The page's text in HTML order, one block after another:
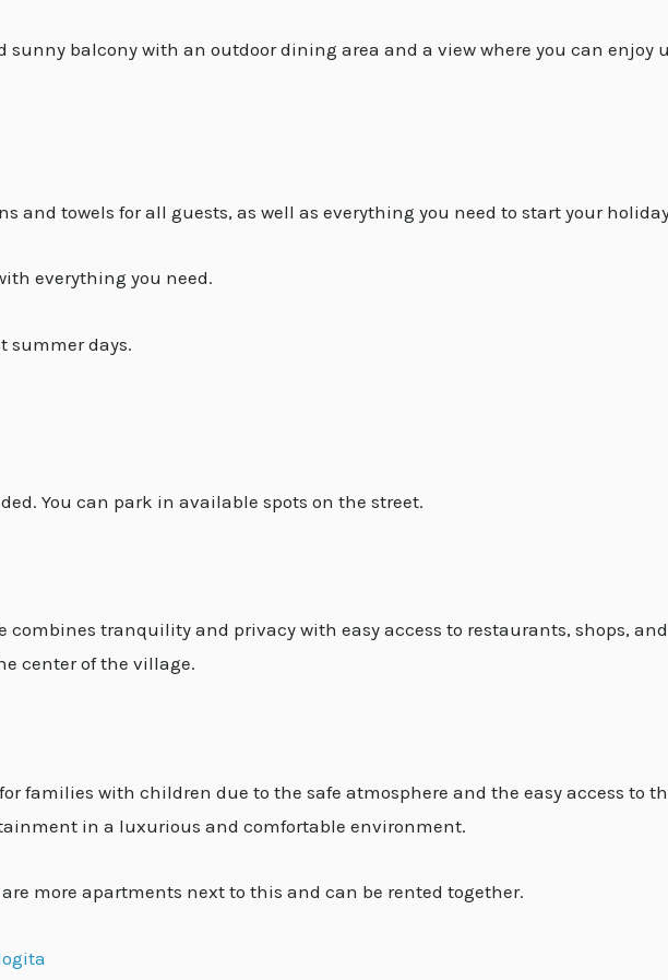
sunny balcony with an outdoor dining area and a view where you can
and towels for all guests, as well as everything you need to start your
everything you need.
summer days.
You can park in available spots on the street.
tranquility and privacy with easy access to restaurants, shops,
center of the village.
families with children due to the safe atmosphere and the easy access to
in a luxurious and comfortable environment.
more apartments next to this and can be rented together.